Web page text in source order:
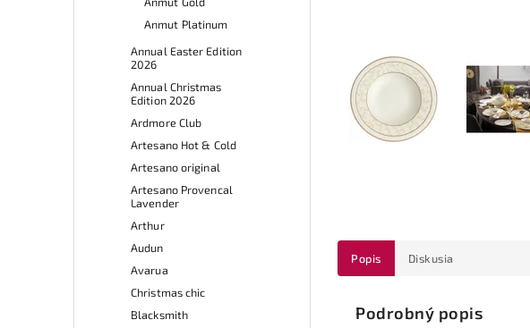
Anmut Platinum
Annual Easter Edition
2026
Annual Christmas
Edition 2026
Ardmore Club
Artesano Hot & Cold
Artesano original
Artesano Provencal
Lavender
Arthur
Audun
Avarua
Christmas chic
Blacksmith
Popis Diskusia
Podrobný popis